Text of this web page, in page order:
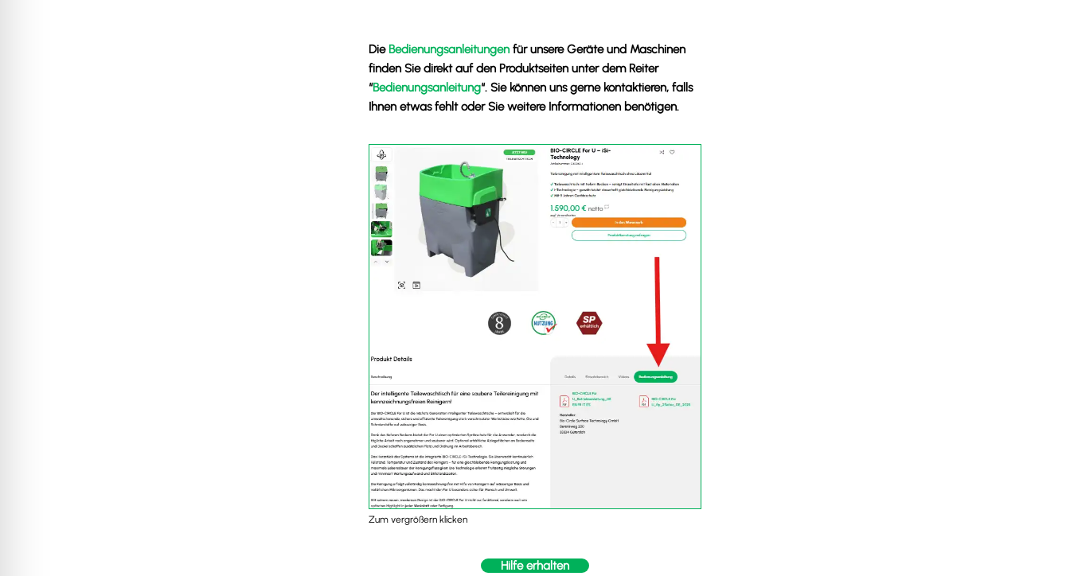
Die Bedienungsanleitungen für unsere Geräte und Maschinen
finden Sie direkt auf den Produktseiten unter dem Reiter
“Bedienungsanleitung“. Sie können uns gerne kontaktieren, falls
Ihnen etwas fehlt oder Sie weitere Informationen benötigen.
Zum vergrößern klicken
Hilfe erhalten